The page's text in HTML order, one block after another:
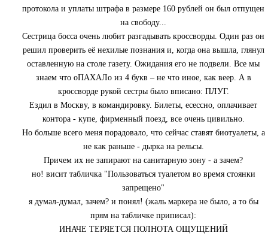
протокола и уплаты штрафа в размере 160 рублей он был отпущен
на свободу...
Сестрица босса очень любит разгадывать кроссворды. Один раз он
решил проверить её нехилые познания и, когда она вышла, глянул
оставленную на столе газету. Ожидания его не подвели. Все мы
знаем что оПАХАЛо из 4 букв – не что иное, как веер. А в
кроссворде рукой сестры было вписано: ПЛУГ.
Ездил в Москву, в командировку. Билеты, есессно, оплачивает
контора - купе, фирменный поезд, все очень цивильно.
Но больше всего меня порадовало, что сейчас ставят биотуалеты, а
не как раньше - дырка на рельсы.
Причем их не запирают на санитарную зону - а зачем?
но! висит табличка "Пользоваться туалетом во время стоянки
запрещено"
я думал-думал, зачем? и понял! (жаль маркера не было, а то бы
прям на табличке приписал):
ИНАЧЕ ТЕРЯЕТСЯ ПОЛНОТА ОЩУЩЕНИЙ